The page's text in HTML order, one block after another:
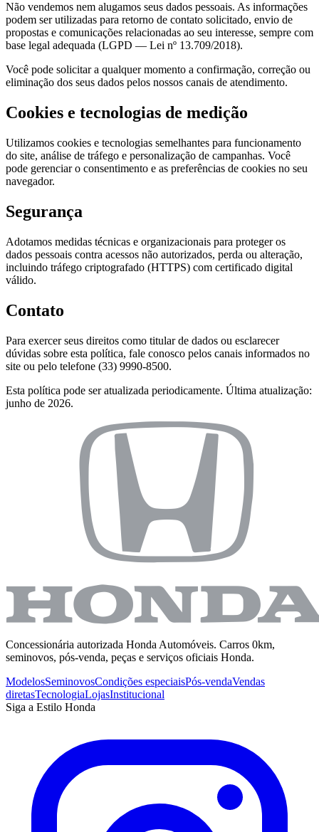
Não vendemos nem alugamos seus dados pessoais. As informações
podem ser utilizadas para retorno de contato solicitado, envio de
propostas e comunicações relacionadas ao seu interesse, sempre com
base legal adequada (LGPD — Lei nº 13.709/2018).
Você pode solicitar a qualquer momento a confirmação, correção ou
eliminação dos seus dados pelos nossos canais de atendimento.
Cookies e tecnologias de medição
Utilizamos cookies e tecnologias semelhantes para funcionamento
do site, análise de tráfego e personalização de campanhas. Você
pode gerenciar o consentimento e as preferências de cookies no seu
navegador.
Segurança
Adotamos medidas técnicas e organizacionais para proteger os
dados pessoais contra acessos não autorizados, perda ou alteração,
incluindo tráfego criptografado (HTTPS) com certificado digital
válido.
Contato
Para exercer seus direitos como titular de dados ou esclarecer
dúvidas sobre esta política, fale conosco pelos canais informados no
site ou pelo telefone (33) 9990-8500.
Esta política pode ser atualizada periodicamente. Última atualização:
junho de 2026.
Concessionária autorizada Honda Automóveis. Carros 0km,
seminovos, pós-venda, peças e serviços oficiais Honda.
ModelosSeminovosCondições especiaisPós-vendaVendas
diretasTecnologiaLojasInstitucional
Siga a Estilo Honda